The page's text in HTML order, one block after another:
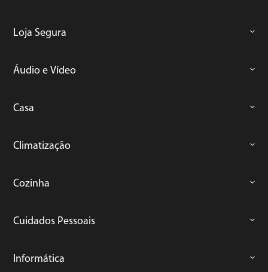
Loja Segura
Áudio e Vídeo
Casa
Climatização
Cozinha
Cuidados Pessoais
Informática